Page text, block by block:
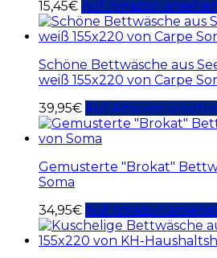
15,45€ Auf Amazon
Schöne Bettwäsche aus
weiß 155x220 von Carpe
39,95€ Auf Amazon
Gemusterte "Brokat"
Soma
34,95€ Auf Amazon